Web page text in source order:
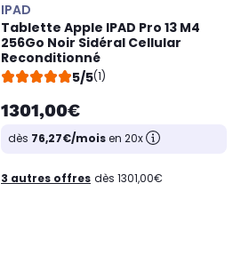
IPAD
Tablette Apple IPAD Pro 13 M4
256Go Noir Sidéral Cellular
Reconditionné
5/5(1)
1301,00€
dès 76,27€/moisen 20x
3 autres offres dès 1301,00€